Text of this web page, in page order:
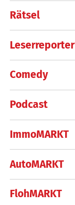
Rätsel
Leserreporter
Comedy
Podcast
ImmoMARKT
AutoMARKT
FlohMARKT